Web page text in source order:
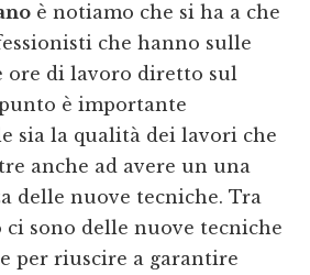
è notiamo che si ha a che
che hanno sulle
ore di lavoro diretto sul
è importante
sia la qualità dei lavori che
anche ad avere un una
delle nuove tecniche. Tra
ci sono delle nuove tecniche
per riuscire a garantire